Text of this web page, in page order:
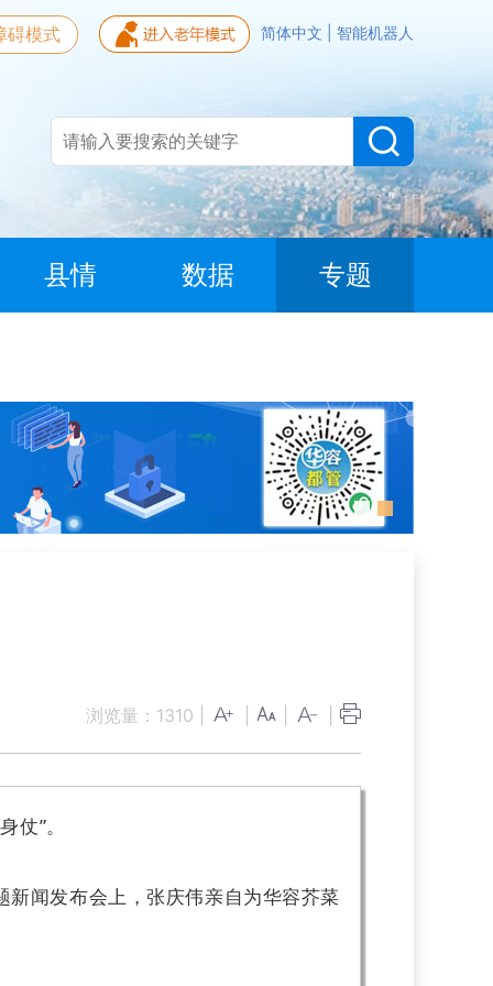
简体中文 智能机器人
碍模式
县情 数据 专题
浏览量： 1310
”。
新闻发布会上，张庆伟亲自为华容芥菜